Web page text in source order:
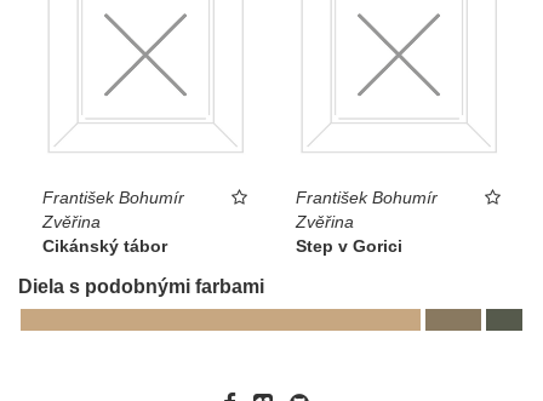
František Bohumír
Zvěřina
Cikánský tábor
František Bohumír
Zvěřina
Step v Gorici
Diela s podobnými farbami